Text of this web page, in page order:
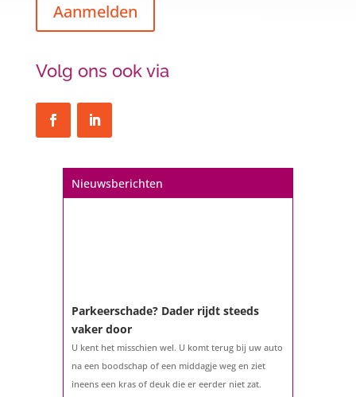
Aanmelden
Volg ons ook via
Nieuwsberichten
Parkeerschade? Dader rijdt steeds
vaker door
U kent het misschien wel. U komt terug bij uw auto
na een boodschap of een middagje weg en ziet
ineens een kras of deuk die er eerder niet zat.